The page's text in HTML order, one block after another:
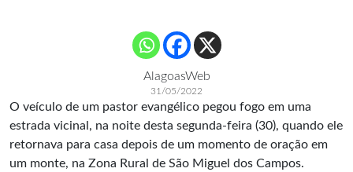
AlagoasWeb
31/05/2022
O veículo de um pastor evangélico pegou fogo em uma
estrada vicinal, na noite desta segunda-feira (30), quando ele
retornava para casa depois de um momento de oração em
um monte, na Zona Rural de São Miguel dos Campos.